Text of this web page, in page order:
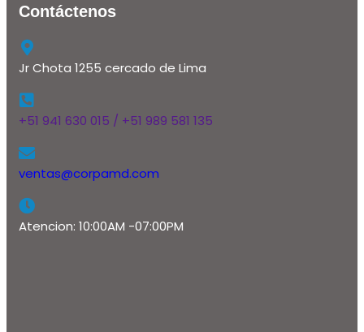
Contáctenos
Jr Chota 1255 cercado de Lima
+51 941 630 015 / +51 989 581 135
ventas@corpamd.com
Atencion: 10:00AM -07:00PM